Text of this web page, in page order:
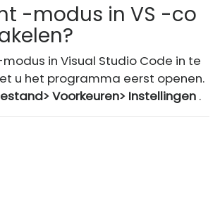
-modus in VS -co
in Visual Studio Code in te
u het programma eerst openen.
Voorkeuren> Instellingen .